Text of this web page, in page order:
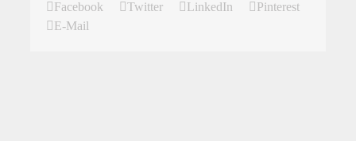
Facebook Twitter LinkedIn
Pinterest
E-Mail